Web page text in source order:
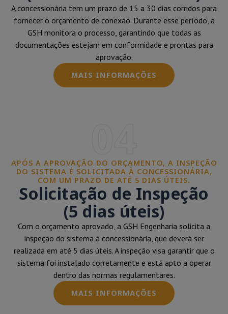
A concessionária tem um prazo de 15 a 30 dias corridos para
fornecer o orçamento de conexão. Durante esse período, a
GSH monitora o processo, garantindo que todas as
documentações estejam em conformidade e prontas para
aprovação.
MAIS INFORMAÇÕES
APÓS A APROVAÇÃO DO ORÇAMENTO, A INSPEÇÃO
DO SISTEMA É SOLICITADA À CONCESSIONÁRIA,
COM UM PRAZO DE ATÉ 5 DIAS ÚTEIS.
Solicitação de Inspeção
(5 dias úteis)
Com o orçamento aprovado, a GSH Engenharia solicita a
inspeção do sistema à concessionária, que deverá ser
realizada em até 5 dias úteis. A inspeção visa garantir que o
sistema foi instalado corretamente e está apto a operar
dentro das normas regulamentares.
MAIS INFORMAÇÕES